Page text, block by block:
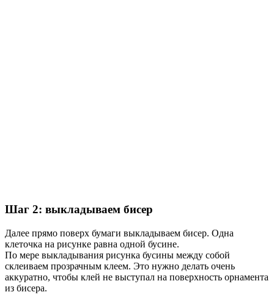
Шаг 2: выкладываем бисер
Далее прямо поверх бумаги выкладываем бисер. Одна
клеточка на рисунке равна одной бусине.
По мере выкладывания рисунка бусины между собой
склеиваем прозрачным клеем. Это нужно делать очень
аккуратно, чтобы клей не выступал на поверхность орнамента
из бисера.